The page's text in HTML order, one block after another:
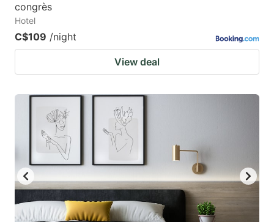
congrès
Hotel
C$109 /night
View deal